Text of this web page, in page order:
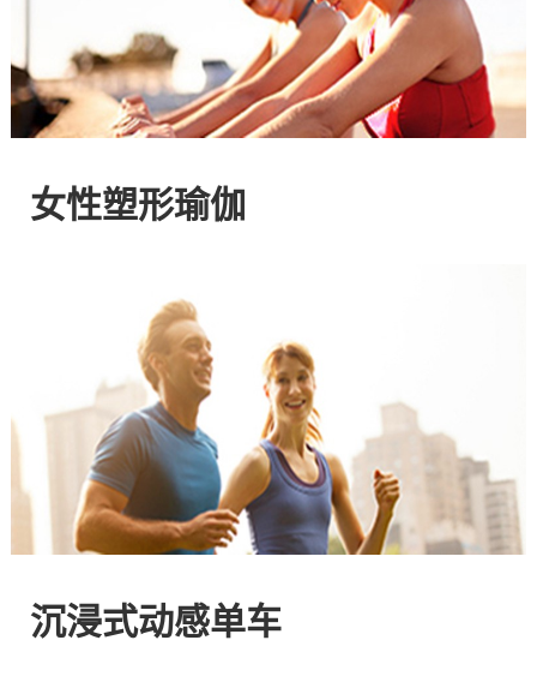
官
方
网
注
HIIT
燃
女性塑形瑜伽
沉浸式动感单车